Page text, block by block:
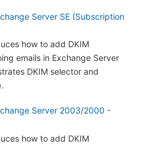
Server SE (Subscription
how to add DKIM
emails in Exchange Server
DKIM selector and
Server 2003/2000 -
how to add DKIM